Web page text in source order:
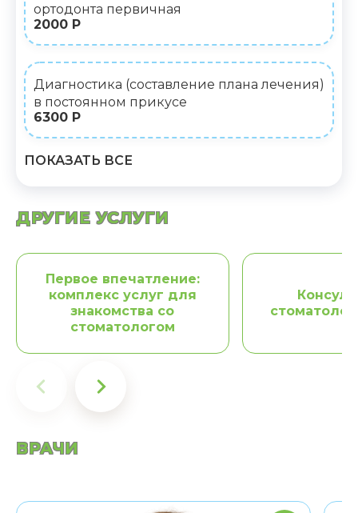
ортодонта первичная
2000 Р
Диагностика (составление плана лечения)
в постоянном прикусе
6300 Р
ПОКАЗАТЬ ВСЕ
ДРУГИЕ УСЛУГИ
Первое впечатление:
комплекс услуг для
знакомства со
стоматологом
ВРАЧИ